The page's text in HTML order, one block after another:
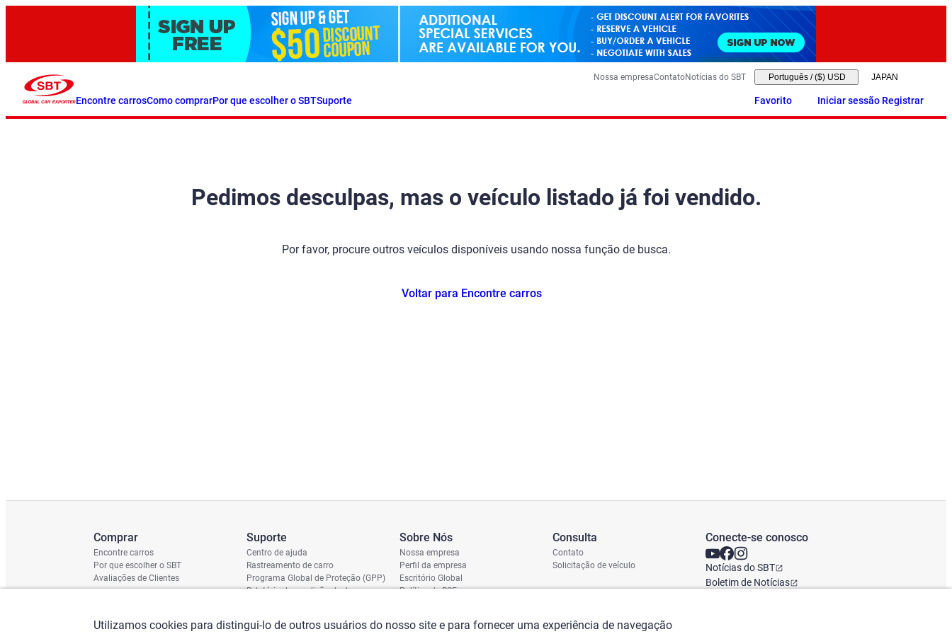
Encontre carrosComo comprarPor que escolher o SBTSuporte
Nossa empresaContatoNotícias do SBT Português / ($) USD
Favorito Iniciar sessão Registrar
Pedimos desculpas, mas o veículo listado já foi vendido.
Por favor, procure outros veículos disponíveis usando nossa função de busca.
Voltar para Encontre carros
Comprar
Encontre carros
Por que escolher o SBT
Avaliações de Clientes
Suporte
Centro de ajuda
Rastreamento de carro
Programa Global de Proteção (GPP)
Relatório de condição de dano
Sobre Nós
Nossa empresa
Perfil da empresa
Escritório Global
Política de RSE
Consulta
Contato
Solicitação de veículo
Conecte-se conosco
Notícias do SBT
Boletim de Notícias
Utilizamos cookies para distingui-lo de outros usuários do nosso site e para fornecer uma experiência de navegação